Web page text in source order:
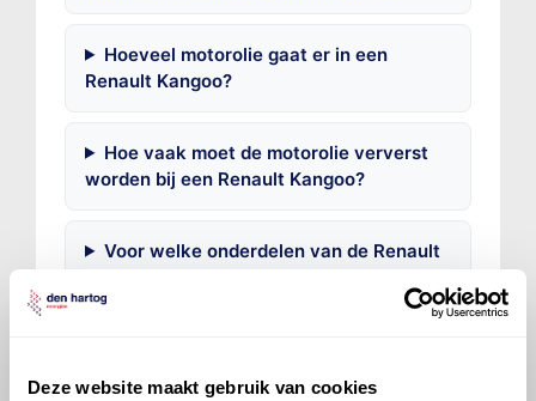
Deze website maakt gebruik van cookies
Hoeveel motorolie gaat er in een
Renault Kangoo?
Hoe vaak moet de motorolie ververst
worden bij een Renault Kangoo?
Voor welke onderdelen van de Renault